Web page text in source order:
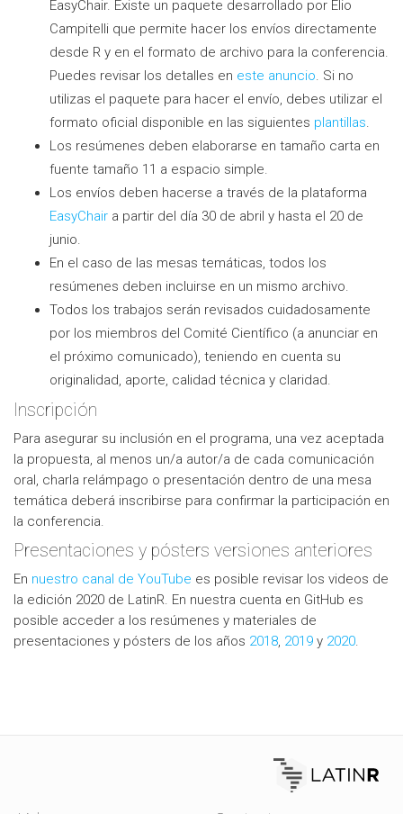
EasyChair. Existe un paquete desarrollado por Elio
Campitelli que permite hacer los envíos directamente
desde R y en el formato de archivo para la conferencia.
Puedes revisar los detalles en este anuncio. Si no
utilizas el paquete para hacer el envío, debes utilizar el
formato oficial disponible en las siguientes plantillas.
Los resúmenes deben elaborarse en tamaño carta en
fuente tamaño 11 a espacio simple.
Los envíos deben hacerse a través de la plataforma
EasyChair a partir del día 30 de abril y hasta el 20 de
junio.
En el caso de las mesas temáticas, todos los
resúmenes deben incluirse en un mismo archivo.
Todos los trabajos serán revisados cuidadosamente
por los miembros del Comité Científico (a anunciar en
el próximo comunicado), teniendo en cuenta su
originalidad, aporte, calidad técnica y claridad.
Inscripción
Para asegurar su inclusión en el programa, una vez aceptada
la propuesta, al menos un/a autor/a de cada comunicación
oral, charla relámpago o presentación dentro de una mesa
temática deberá inscribirse para confirmar la participación en
la conferencia.
Presentaciones y pósters versiones anteriores
En nuestro canal de YouTube es posible revisar los videos de
la edición 2020 de LatinR. En nuestra cuenta en GitHub es
posible acceder a los resúmenes y materiales de
presentaciones y pósters de los años 2018, 2019 y 2020.